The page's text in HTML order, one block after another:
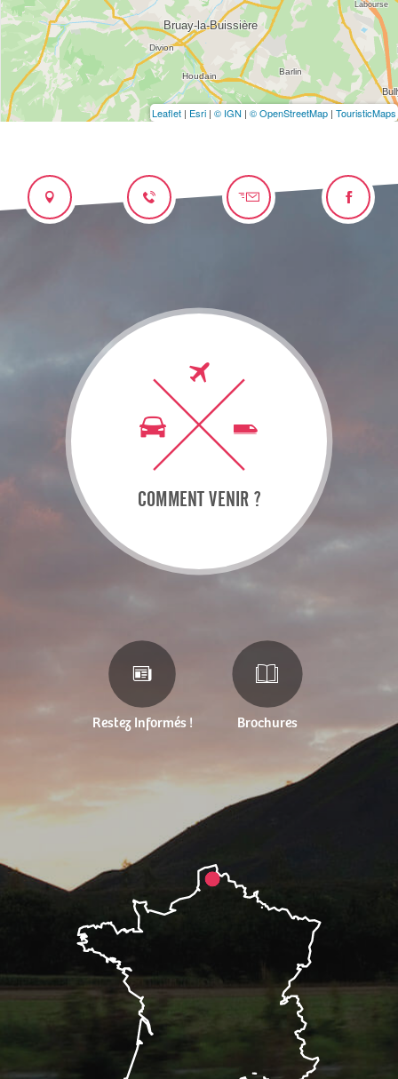
Leaflet | Esri | © IGN | © OpenStreetMap | TouristicMaps
COMMENT VENIR ?
Restez Informés ! Brochures